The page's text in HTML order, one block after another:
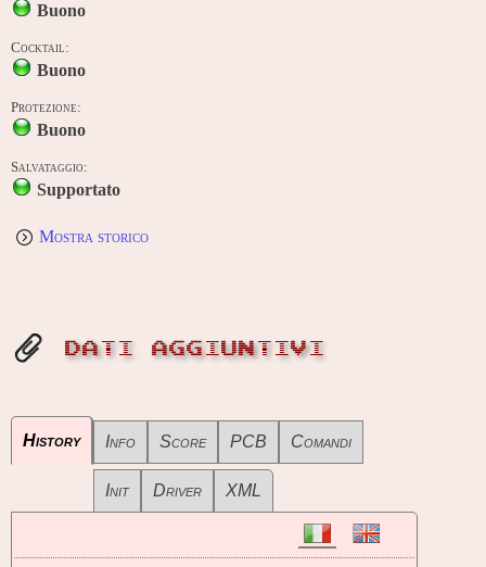
Buono
Cocktail:
Buono
Protezione:
Buono
Salvataggio:
Supportato
Mostra storico
DATI AGGIUNTIVI
History Info Score PCB Comandi
Init Driver XML